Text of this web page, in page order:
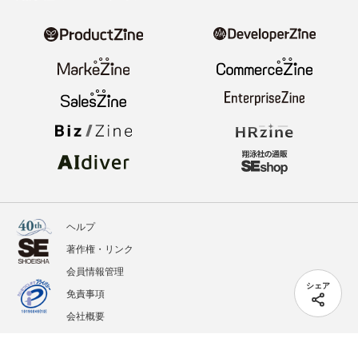
シェア
ヘルプ
著作権・リンク
会員情報管理
免責事項
会社概要